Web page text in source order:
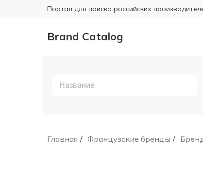
Портал для поиска российских
Brand Catalog
Главная Французские бренды